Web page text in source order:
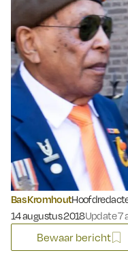
Bas Kromhout
Gepubliceerd op:
14 augustus 2018Update 7
Bewaar bericht